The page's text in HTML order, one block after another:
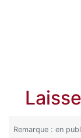
Remarque : en